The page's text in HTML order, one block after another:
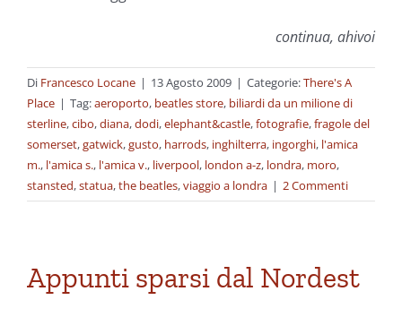
continua, ahivoi
Di Francesco Locane | 13 Agosto 2009 | Categorie:There's A
Place | Tag:aeroporto, beatles store, biliardi da un milione di
sterline,cibo,diana,dodi,elephant&castle,fotografie,fragole del
somerset,gatwick,gusto, harrods, inghilterra, ingorghi, l'amica
m., l'amica s., l'amica v., liverpool, london a-z, londra, moro,
stansted,statua,the beatles,viaggio a londra | 2 Commenti
Appunti sparsi dal Nordest